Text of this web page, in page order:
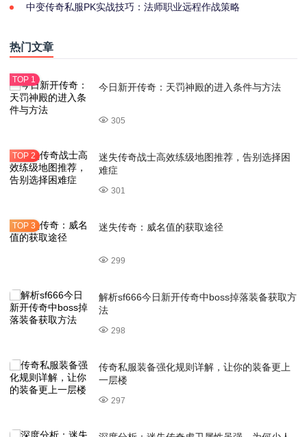
中变传奇私服PK实战技巧：法师职业远程作战策略
热门文章
今日新开传奇：天罚神殿的进入条件与方法
305
迷失传奇战士高效练级地图推荐，告别选择困
难症
301
迷失传奇：威名值的获取途径
299
解析sf666今日新开传奇中boss掉落装备获取方
法
298
传奇私服装备强化规则详解，让你的装备更上
一层楼
297